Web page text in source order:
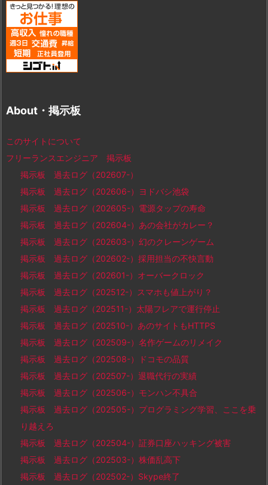
About・掲示板
このサイトについて
フリーランスエンジニア 掲示板
掲示板 過去ログ（202607-）
掲示板 過去ログ（202606-）ヨドバシ池袋
掲示板 過去ログ（202605-）電源タップの寿命
掲示板 過去ログ（202604-）あの会社がカレー？
掲示板 過去ログ（202603-）幻のクレーンゲーム
掲示板 過去ログ（202602-）採用担当の不快言動
掲示板 過去ログ（202601-）オーバークロック
掲示板 過去ログ（202512-）スマホも値上がり？
掲示板 過去ログ（202511-）太陽フレアで運行停止
掲示板 過去ログ（202510-）あのサイトもHTTPS
掲示板 過去ログ（202509-）名作ゲームのリメイク
掲示板 過去ログ（202508-）ドコモの品質
掲示板 過去ログ（202507-）退職代行の実績
掲示板 過去ログ（202506-）モンハン不具合
掲示板 過去ログ（202505-）プログラミング学習、ここを乗
り越えろ
掲示板 過去ログ（202504-）証券口座ハッキング被害
掲示板 過去ログ（202503-）株価乱高下
掲示板 過去ログ（202502-）Skype終了